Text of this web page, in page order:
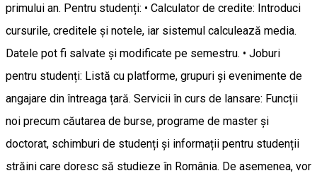
primului an. Pentru studenți: • Calculator de credite: Introduci
cursurile, creditele și notele, iar sistemul calculează media.
Datele pot fi salvate și modificate pe semestru. • Joburi
pentru studenți: Listă cu platforme, grupuri și evenimente de
angajare din întreaga țară. Servicii în curs de lansare: Funcții
noi precum căutarea de burse, programe de master și
doctorat, schimburi de studenți și informații pentru studenții
străini care doresc să studieze în România. De asemenea, vor